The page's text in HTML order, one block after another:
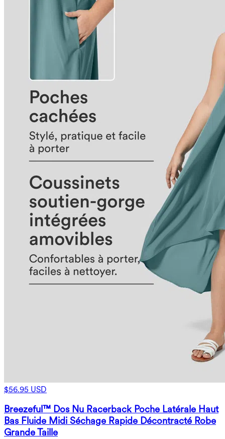
$56.95 USD
Breezeful™ Dos Nu Racerback Poche Latérale Haut
Bas Fluide Midi Séchage Rapide Décontracté Robe
Grande Taille